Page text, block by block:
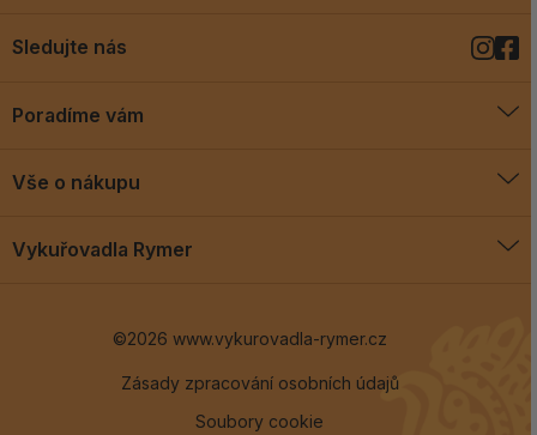
Poradíme vám
Blog
Vše o nákupu
Vykuřovadla Rymer
Sledujte nás
©2026 www.vykurovadla-rymer.cz
Zásady zpracování osobních údajů
Soubory cookie